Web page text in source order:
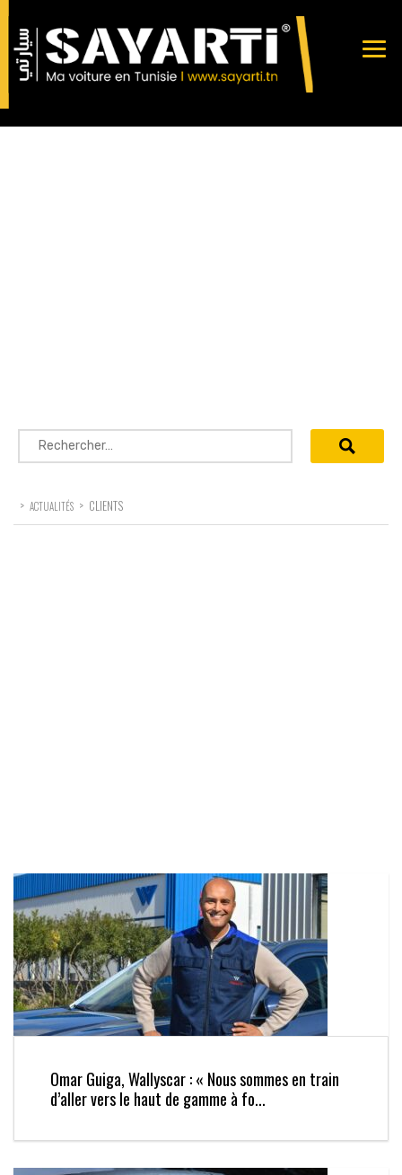
Rechercher :
> ACTUALITÉS > CLIENTS
Omar Guiga, Wallyscar : « Nous sommes en train
d’aller vers le haut de gamme à fo...